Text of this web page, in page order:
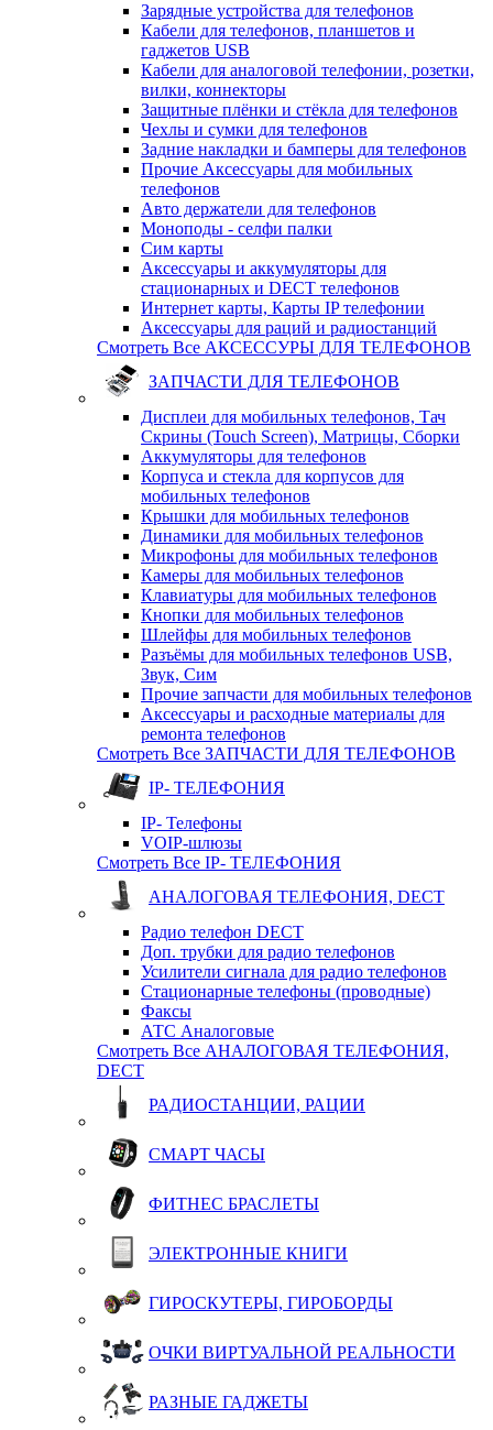
Зарядные устройства для телефонов
Кабели для телефонов, планшетов и
гаджетов USB
Кабели для аналоговой телефонии, розетки,
вилки, коннекторы
Защитные плёнки и стёкла для телефонов
Чехлы и сумки для телефонов
Задние накладки и бамперы для телефонов
Прочие Аксессуары для мобильных
телефонов
Авто держатели для телефонов
Моноподы - селфи палки
Сим карты
Аксессуары и аккумуляторы для
стационарных и DECT телефонов
Интернет карты, Карты IP телефонии
Аксессуары для раций и радиостанций
Смотреть Все АКСЕССУРЫ ДЛЯ ТЕЛЕФОНОВ
ЗАПЧАСТИ ДЛЯ ТЕЛЕФОНОВ
Дисплеи для мобильных телефонов, Тач
Скрины (Touch Screen), Матрицы, Сборки
Аккумуляторы для телефонов
Корпуса и стекла для корпусов для
мобильных телефонов
Крышки для мобильных телефонов
Динамики для мобильных телефонов
Микрофоны для мобильных телефонов
Камеры для мобильных телефонов
Клавиатуры для мобильных телефонов
Кнопки для мобильных телефонов
Шлейфы для мобильных телефонов
Разъёмы для мобильных телефонов USB,
Звук, Сим
Прочие запчасти для мобильных телефонов
Аксессуары и расходные материалы для
ремонта телефонов
Смотреть Все ЗАПЧАСТИ ДЛЯ ТЕЛЕФОНОВ
IP- ТЕЛЕФОНИЯ
IP- Телефоны
VOIP-шлюзы
Смотреть Все IP- ТЕЛЕФОНИЯ
АНАЛОГОВАЯ ТЕЛЕФОНИЯ, DECT
Радио телефон DECT
Доп. трубки для радио телефонов
Усилители сигнала для радио телефонов
Стационарные телефоны (проводные)
Факсы
АТС Аналоговые
Смотреть Все АНАЛОГОВАЯ ТЕЛЕФОНИЯ,
DECT
РАДИОСТАНЦИИ, РАЦИИ
СМАРТ ЧАСЫ
ФИТНЕС БРАСЛЕТЫ
ЭЛЕКТРОННЫЕ КНИГИ
ГИРОСКУТЕРЫ, ГИРОБОРДЫ
ОЧКИ ВИРТУАЛЬНОЙ РЕАЛЬНОСТИ
РАЗНЫЕ ГАДЖЕТЫ